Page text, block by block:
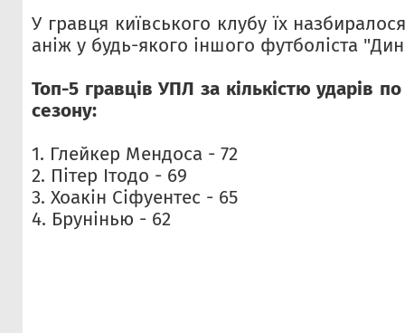
У гравця київського клубу їх
аніж у будь-якого іншого футболіста
Топ-5 гравців УПЛ за кількістю ударів
сезону:
1. Глейкер Мендоса - 72
2. Пітер Ітодо - 69
3. Хоакін Сіфуентес - 65
4. Брунінью - 62